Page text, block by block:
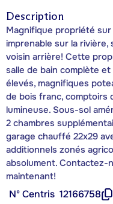
Description
Magnifique propriété
imprenable sur la
voisin arrière! Cette
salle de bain complète
élevés, magnifiques
de bois franc, comptoirs
lumineuse. Sous-sol
2 chambres
garage chauffé 22x29
additionnels zonés
absolument. Contactez-
maintenant!
Nº Centris 12166758